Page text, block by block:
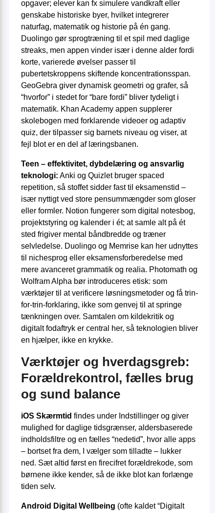
opgaver; elever kan fx simulere vandkraft eller
genskabe historiske byer, hvilket integrerer
naturfag, matematik og historie på én gang.
Duolingo gør sprogtræning til et spil med daglige
streaks, men appen vinder især i denne alder fordi
korte, varierede øvelser passer til
pubertetskroppens skiftende koncentrationsspan.
GeoGebra giver dynamisk geometri og grafer, så
“hvorfor” i stedet for “bare fordi” bliver tydeligt i
matematik. Khan Academy appen supplerer
skolebogen med forklarende videoer og adaptiv
quiz, der tilpasser sig barnets niveau og viser, at
fejl blot er en del af læringsbanen.
Teen – effektivitet, dybdelæring og ansvarlig
teknologi: Anki og Quizlet bruger spaced
repetition, så stoffet sidder fast til eksamenstid –
især nyttigt ved store pensum­mængder som gloser
eller formler. Notion fungerer som digital notesbog,
projektstyring og kalender i ét; at samle alt på ét
sted frigiver mental båndbredde og træner
selvledelse. Duolingo og Memrise kan her udnyttes
til niche­sprog eller eksamensforberedelse med
mere avanceret grammatik og realia. Photomath og
Wolfram Alpha bør introduceres etisk: som
værktøjer til at verificere løsningsmetoder og få trin-
for-trin-forklaring, ikke som genvej til at springe
tænkningen over. Samtalen om kildekritik og
digitalt fodaftryk er central her, så teknologien bliver
en hjælper, ikke en krykke.
Værktøjer og hverdagsgreb:
Forældrekontrol, fælles brug
og sund balance
iOS Skærmtid findes under Indstillinger og giver
mulighed for daglige tidsgrænser, aldersbaserede
indholdsfiltre og en fælles “nedetid”, hvor alle apps
– bortset fra dem, I vælger som tilladte – lukker
ned. Sæt altid først en firecifret forældrekode, som
børnene ikke kender, så de ikke blot kan forlænge
tiden selv.
Android Digital Wellbeing (ofte kaldet “Digitalt